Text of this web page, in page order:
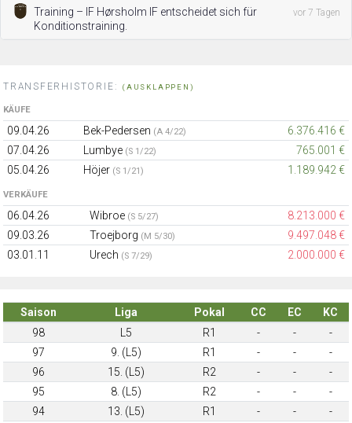
Training – IF Hørsholm IF entscheidet sich für
Konditionstraining.
vor 7 Tagen
TRANSFERHISTORIE: (AUSKLAPPEN)
KÄUFE
09.04.26 Bek-Pedersen (A 4/22)
6.376.416 €
07.04.26
Lumbye (S 1/22)
765.001 €
05.04.26
Höjer (S 1/21) 1.189.942 €
VERKÄUFE
06.04.26 Wibroe (S 5/27)
8.213.000 €
09.03.26
Troejborg (M 5/30)
9.497.048 €
03.01.11
Urech (S 7/29) 2.000.000 €
Saison Liga Pokal CC EC
KC
98
L5 R1 - -
-
97
9. (L5) R1 - -
-
96
15. (L5) R2 - -
-
95
8. (L5) R2 - -
-
94
13. (L5) R1 - - -